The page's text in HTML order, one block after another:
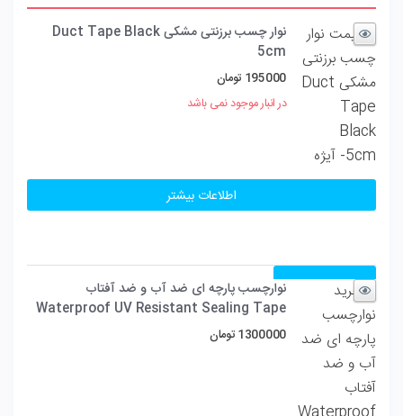
نوار چسب برزنتی مشکی Duct Tape Black
5cm
195000 تومان
در انبار موجود نمی باشد
اطلاعات بیشتر
مقایسه
نوارچسب پارچه‌ ای ضد آب و ضد آفتاب
Waterproof UV Resistant Sealing Tape
1300000 تومان